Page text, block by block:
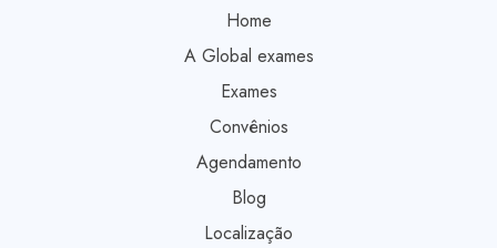
Home
A Global exames
Exames
Convênios
Agendamento
Blog
Localização